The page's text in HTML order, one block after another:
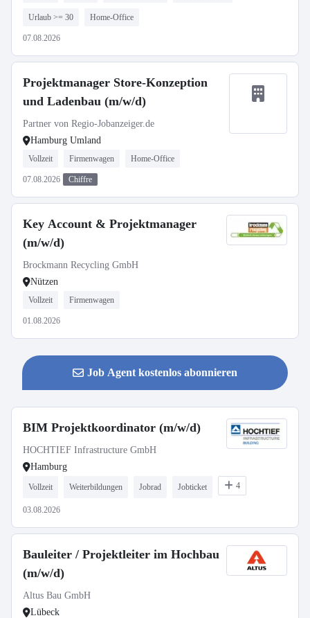
Urlaub >= 30 Home-Office
07.08.2026
Projektmanager Store-Konzeption
und Ladenbau (m/w/d)
Partner von Regio-Jobanzeiger.de
Hamburg Umland
Vollzeit Firmenwagen Home-Office
07.08.2026 Chiffre
Key Account & Projektmanager
(m/w/d)
Brockmann Recycling GmbH
Nützen
Vollzeit Firmenwagen
01.08.2026
Job Agent kostenlos abonnieren
BIM Projektkoordinator (m/w/d)
HOCHTIEF Infrastructure GmbH
Hamburg
Vollzeit Weiterbildungen Jobrad Jobticket 4
03.08.2026
Bauleiter / Projektleiter im Hochbau
(m/w/d)
Altus Bau GmbH
Lübeck